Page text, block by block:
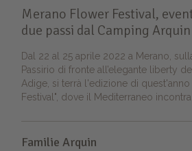
Merano Flower Festival,
due passi dal Camping Arquin
Dal 22 al 25 aprile 2022 a Merano,
Passirio di fronte all’elegante liberty
Adige, si terrà l'edizione di
Festival", dove il Mediterraneo
Familie Arquin